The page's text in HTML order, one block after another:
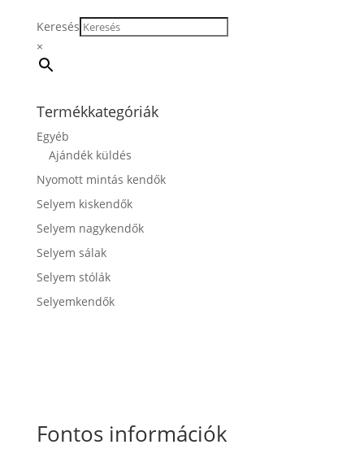
Keresés
×
Termékkategóriák
Egyéb
Ajándék küldés
Nyomott mintás kendők
Selyem kiskendők
Selyem nagykendők
Selyem sálak
Selyem stólák
Selyemkendők
Fontos információk